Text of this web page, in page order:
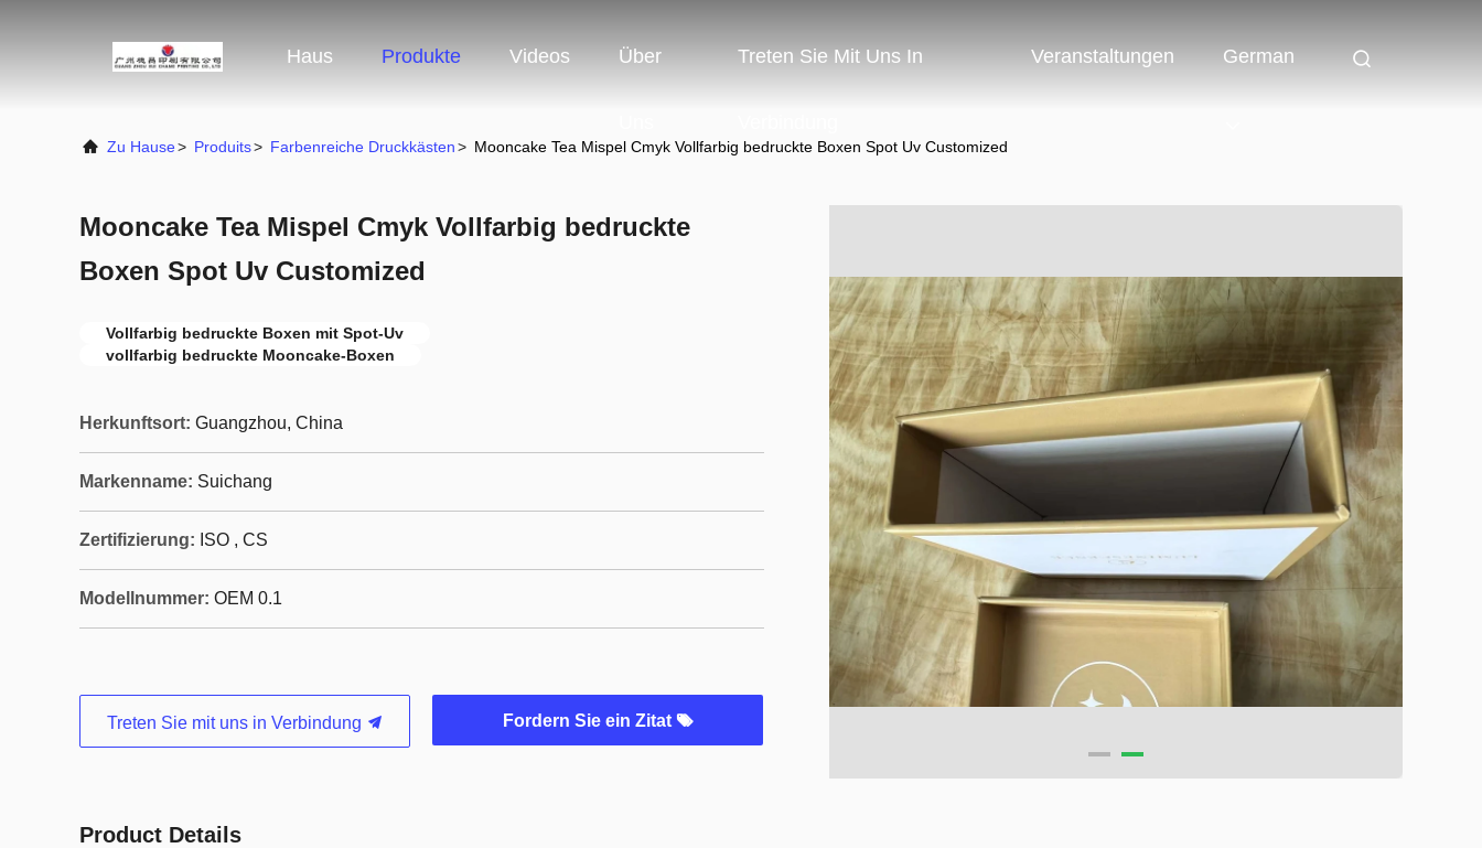
Haus Produkte Videos Über Treten Sie Mit Uns In Veranstaltungen German
Zu Hause> Produits> Farbenreiche Druckkästen> Mooncake Tea Mispel Cmyk Vollfarbig bedruckte Boxen Spot Uv Customized
Mooncake Tea Mispel Cmyk Vollfarbig bedruckte
Boxen Spot Uv Customized
Vollfarbig bedruckte Boxen mit Spot-Uv
vollfarbig bedruckte Mooncake-Boxen
Herkunftsort: Guangzhou, China
Markenname: Suichang
Zertifizierung: ISO , CS
Modellnummer: OEM 0.1
Treten Sie mit uns in Verbindung Fordern Sie ein Zitat
Product Details